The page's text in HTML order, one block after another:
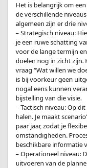
Het is belangrijk om
de verschillende
algemeen zijn er drie
– Strategisch niveau:
je een ruwe schatting
voor de lange termijn
doelen nog in zicht
vraag “Wat willen we
is bij voorkeur geen
nogal eens kunnen
bijstelling van die visie.
– Tactisch niveau: Op
halen. Je maakt
paar jaar, zodat je
omstandigheden.
beschikbare informatie
– Operationeel niveau:
uitvoeren van de